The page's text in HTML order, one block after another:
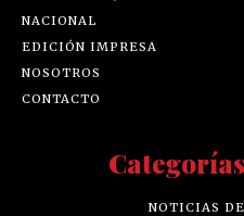
NACIONAL
EDICIÓN IMPRESA
NOSOTROS
CONTACTO
NOTICIAS